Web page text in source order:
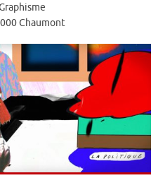
Chaumont